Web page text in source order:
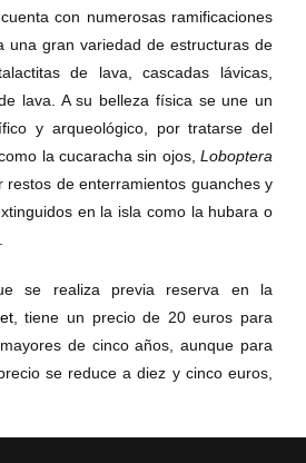
con numerosas ramificaciones
una gran variedad de estructuras de
de lava, cascadas lávicas,
lava. A su belleza física se une un
y arqueológico, por tratarse del
la cucaracha sin ojos, Loboptera
restos de enterramientos guanches y
en la isla como la hubara o
se realiza previa reserva en la
, tiene un precio de 20 euros para
de cinco años, aunque para
se reduce a diez y cinco euros,